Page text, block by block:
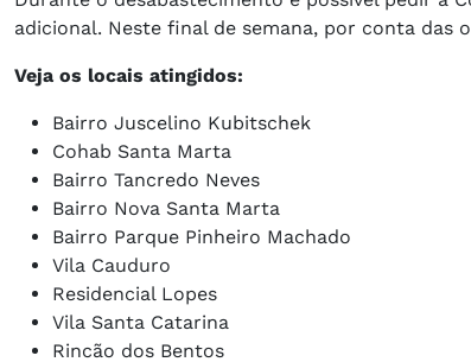
adicional. Neste final de semana, por conta das
Veja os locais atingidos:
Bairro Juscelino Kubitschek
Cohab Santa Marta
Bairro Tancredo Neves
Bairro Nova Santa Marta
Bairro Parque Pinheiro Machado
Vila Cauduro
Residencial Lopes
Vila Santa Catarina
Rincão dos Bentos